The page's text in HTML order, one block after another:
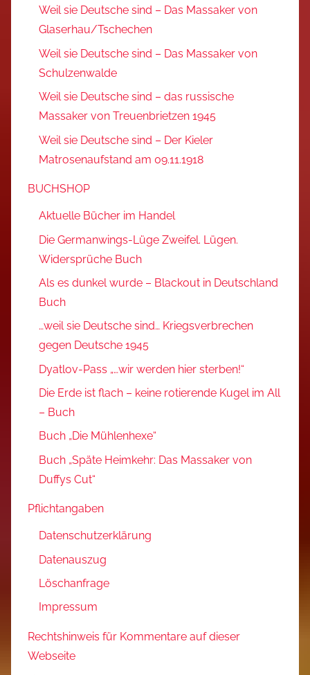
Weil sie Deutsche sind – Das Massaker von
Glaserhau/Tschechen
Weil sie Deutsche sind – Das Massaker von
Schulzenwalde
Weil sie Deutsche sind – das russische
Massaker von Treuenbrietzen 1945
Weil sie Deutsche sind – Der Kieler
Matrosenaufstand am 09.11.1918
BUCHSHOP
Aktuelle Bücher im Handel
Die Germanwings-Lüge Zweifel. Lügen.
Widersprüche Buch
Als es dunkel wurde – Blackout in Deutschland
Buch
…weil sie Deutsche sind… Kriegsverbrechen
gegen Deutsche 1945
Dyatlov-Pass „…wir werden hier sterben!“
Die Erde ist flach – keine rotierende Kugel im All
– Buch
Buch „Die Mühlenhexe“
Buch „Späte Heimkehr: Das Massaker von
Duffys Cut“
Pflichtangaben
Datenschutzerklärung
Datenauszug
Löschanfrage
Impressum
Rechtshinweis für Kommentare auf dieser
Webseite